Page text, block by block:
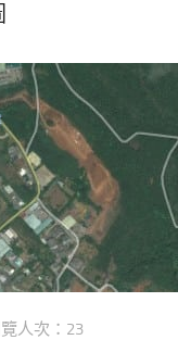
覽人次：23